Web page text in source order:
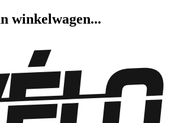
winkelwagen...